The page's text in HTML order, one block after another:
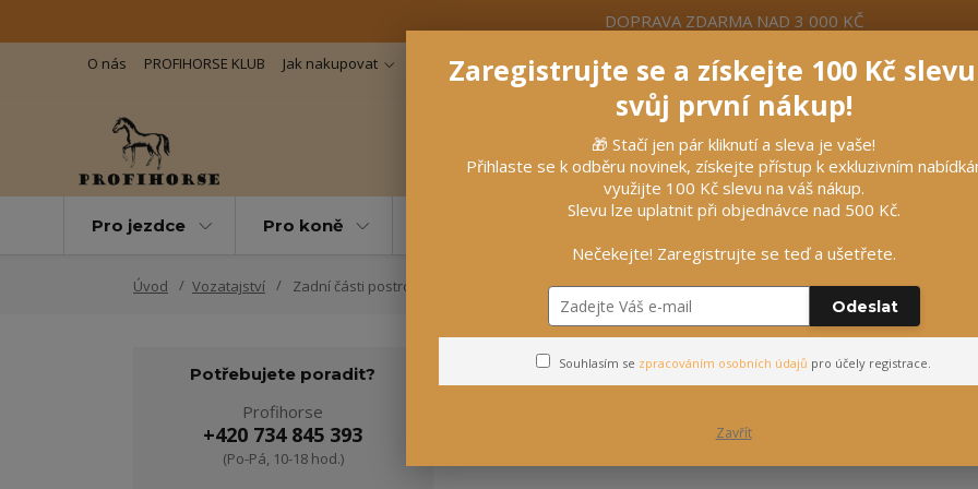
DOPRAVA ZDARMA NAD 3 000 KČ
O nás PROFIHORSE KLUB Jak nakupovat Důležité informace Více Nevíte si rady? Zavolejte. +420
Pro jezdce Pro koně Vybavení stájí
Úvod Vozatajství Zadní části postroje
Zadní části postroje
Potřebujete poradit?
Profihorse
+420 734 845 393
(Po-Pá, 10-18 hod.)
Zaregistrujte se a získejte 100 Kč
svůj první nákup!
🎁 Stačí jen pár kliknutí a sleva je vaše!
Přihlaste se k odběru novinek, získejte přístup k exkluzivním
využijte 100 Kč slevu na váš nákup.
Slevu lze uplatnit při objednávce nad 500 Kč.
Nečekejte! Zaregistrujte se teď a ušetřete.
Odeslat
Souhlasím se zpracováním osobních údajů pro účely registrace.
Zavřít